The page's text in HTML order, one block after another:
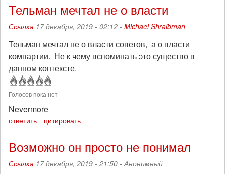
Тельман мечтал не о власти
Ссылка 17 декабря, 2019 - 02:12 - Michael Shraibman
Тельман мечтал не о власти советов, а о власти
компартии. Не к чему вспоминать это существо в
данном контексте.
Голосов пока нет
Nevermore
ответить цитировать
Возможно он просто не понимал
Ссылка 17 декабря, 2019 - 21:50 -Анонимный